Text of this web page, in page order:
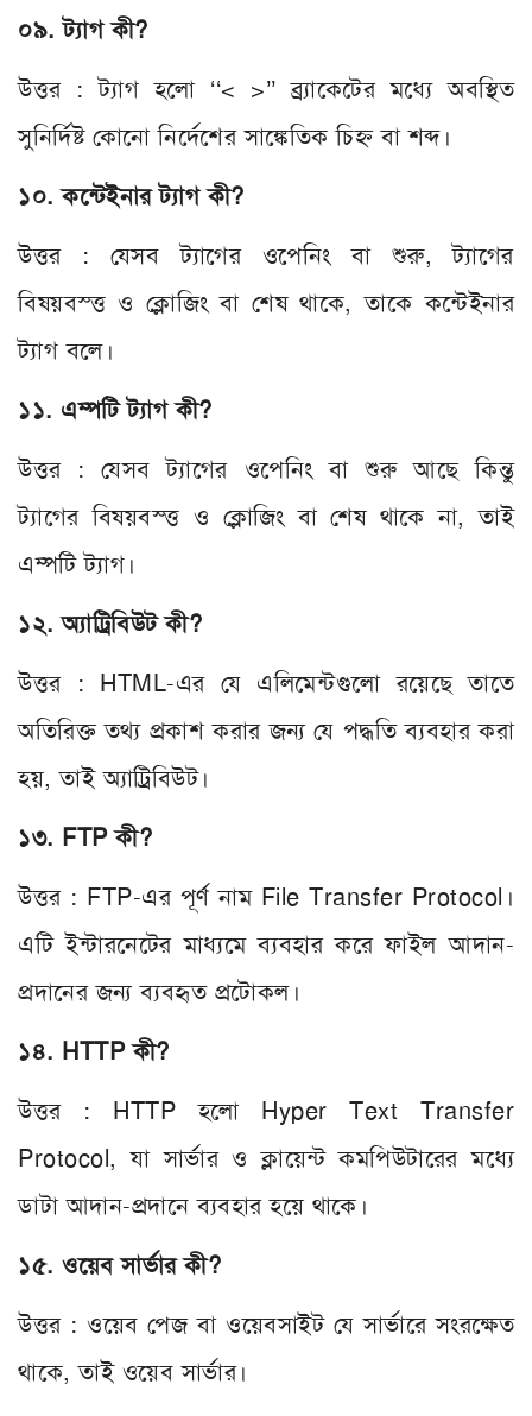
০৯. ট্যাগ কী?
উত্তর : ট্যাগ হলো ‘‘< >’’ ব্র্যাকেটের মধ্যে অবস্থিত
সুনির্দিষ্ট কোনো নির্দেশের সাঙ্কেতিক চিহ্ন বা শব্দ।
১০. কন্টেইনার ট্যাগ কী?
উত্তর : যেসব ট্যাগের ওপেনিং বা শুরু, ট্যাগের
বিষয়বস্ত্ত ও ক্লোজিং বা শেষ থাকে, তাকে কন্টেইনার
ট্যাগ বলে।
১১. এম্পটি ট্যাগ কী?
উত্তর : যেসব ট্যাগের ওপেনিং বা শুরু আছে কিন্তু
ট্যাগের বিষয়বস্ত্ত ও ক্লোজিং বা শেষ থাকে না, তাই
এম্পটি ট্যাগ।
১২. অ্যাট্রিবিউট কী?
উত্তর : HTML-এর যে এলিমেন্টগুলো রয়েছে তাতে
অতিরিক্ত তথ্য প্রকাশ করার জন্য যে পদ্ধতি ব্যবহার করা
হয়, তাই অ্যাট্রিবিউট।
১৩. FTP কী?
উত্তর : FTP-এর পূর্ণ নাম File Transfer Protocol।
এটি ইন্টারনেটের মাধ্যমে ব্যবহার করে ফাইল আদান-
প্রদানের জন্য ব্যবহৃত প্রটোকল।
১৪. HTTP কী?
উত্তর : HTTP হলো Hyper Text Transfer
Protocol, যা সার্ভার ও ক্লায়েন্ট কমপিউটারের মধ্যে
ডাটা আদান-প্রদানে ব্যবহার হয়ে থাকে।
১৫. ওয়েব সার্ভার কী?
উত্তর : ওয়েব পেজ বা ওয়েবসাইট যে সার্ভারে সংরক্ষেত
থাকে, তাই ওয়েব সার্ভার।